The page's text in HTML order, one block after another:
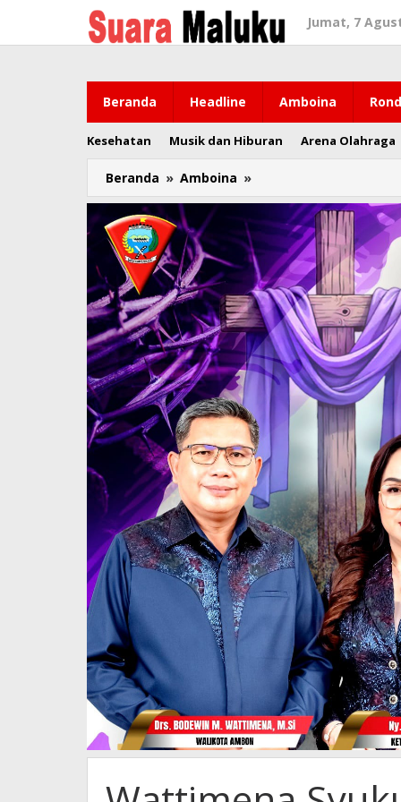
konten
Jumat, 7
Beranda Headline Amboina
Kesehatan Musik dan Hiburan Arena Olahraga
Beranda » Amboina »
Syukur
Ambon
Masuk
Zona
Hijau
Standar
Kepatuhan
Pelayanan
Publik
Ombudsman
RI